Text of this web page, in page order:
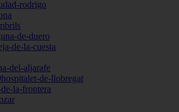
rodrigo
de-duero
de-la-cuesta
del-aljarafe
de-llobregat
la-frontera